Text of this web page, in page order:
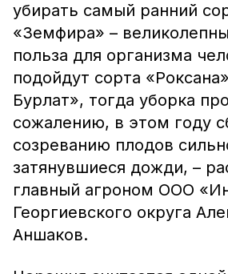
убирать самый ранний
«Земфира» –
польза для организма
подойдут сорта
Бурлат», тогда уборка
сожалению, в этом году
созреванию плодов
затянувшиеся дожди, –
главный агроном ООО
Георгиевского округа
Аншаков.